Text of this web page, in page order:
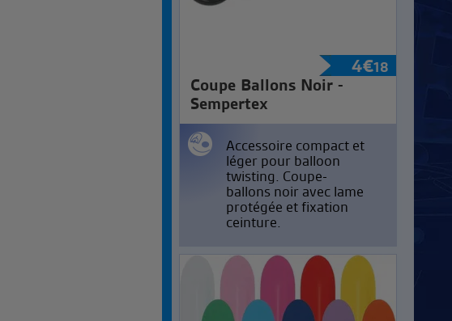
4€18
Coupe Ballons Noir -
Sempertex
Accessoire compact et
léger pour balloon
twisting. Coupe-
ballons noir avec lame
protégée et fixation
ceinture.